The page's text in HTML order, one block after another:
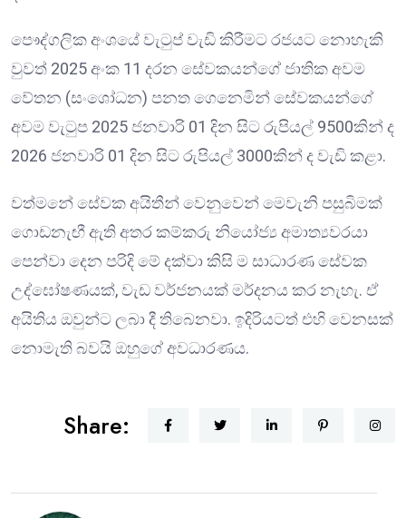
පෞද්ගලික අංශයේ වැටුප් වැඩි කිරීමට රජයට නොහැකි
වුවත් 2025 අංක 11 දරන සේවකයන්ගේ ජාතික අවම
වේතන (සංශෝධන) පනත ගෙනෙමින් සේවකයන්ගේ
අවම වැටුප 2025 ජනවාරි 01 දින සිට රුපියල් 9500කින් ද
2026 ජනවාරි 01 දින සිට රුපියල් 3000කින් ද වැඩි කළා.
වත්මනේ සේවක අයිතීන් වෙනුවෙන් මෙවැනි පසුබිමක්
ගොඩනැඟී ඇති අතර කම්කරු නියෝජ්‍ය අමාත්‍යවරයා
පෙන්වා දෙන පරිදි මේ දක්වා කිසි ම සාධාරණ සේවක
උද්ඝෝෂණයක්, වැඩ වර්ජනයක් මර්දනය කර නැහැ. ඒ
අයිතිය ඔවුන්ට ලබා දී තිබෙනවා. ඉදිරියටත් එහි වෙනසක්
නොමැති බවයි ඔහුගේ අවධාරණය.
Share: